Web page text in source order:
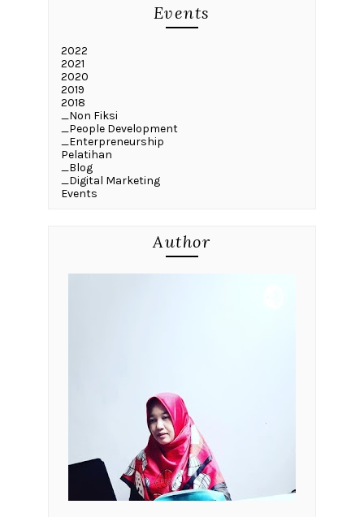
Events
2022
2021
2020
2019
2018
_Non Fiksi
_People Development
_Enterpreneurship
Pelatihan
_Blog
_Digital Marketing
Events
Author